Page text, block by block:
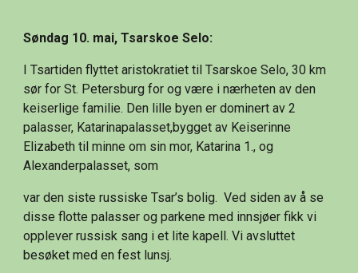
Søndag 10. mai, Tsarskoe Selo:
I Tsartiden flyttet aristokratiet til Tsarskoe Selo, 30 km
sør for St. Petersburg for og være i nærheten av den
keiserlige familie. Den lille byen er dominert av 2
palasser, Katarinapalasset,bygget av Keiserinne
Elizabeth til minne om sin mor, Katarina 1., og
Alexanderpalasset, som
var den siste russiske Tsar’s bolig.  Ved siden av å se
disse flotte palasser og parkene med innsjøer fikk vi
opplever russisk sang i et lite kapell. Vi avsluttet
besøket med en fest lunsj.